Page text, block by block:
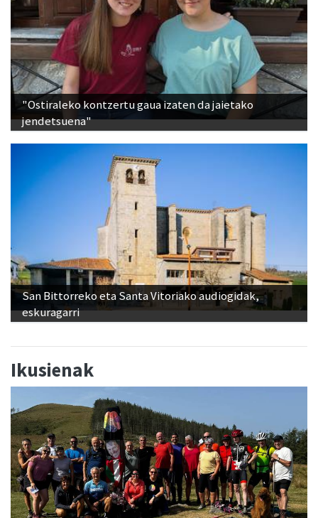
"Ostiraleko kontzertu gaua izaten da jaietako
jendetsuena"
San Bittorreko eta Santa Vitoriako audiogidak,
eskuragarri
Ikusienak